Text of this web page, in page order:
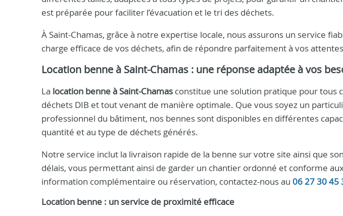
est préparée pour faciliter l’évacuation et le tri des déchets.
À Saint-Chamas, grâce à notre expertise locale, nous assurons un service
charge efficace de vos déchets, afin de répondre parfaitement à vos
Location benne à Saint-Chamas : une réponse adaptée à vos
La location benne à Saint-Chamas constitue une solution pratique pour tous
déchets DIB et tout venant de manière optimale. Que vous soyez un
professionnel du bâtiment, nos bennes sont disponibles en différentes
quantité et au type de déchets générés.
Notre service inclut la livraison rapide de la benne sur votre site ainsi que
délais, vous permettant ainsi de garder un chantier ordonné et conforme
information complémentaire ou réservation, contactez-nous au 06 27 30 45
Location benne : un service de proximité efficace